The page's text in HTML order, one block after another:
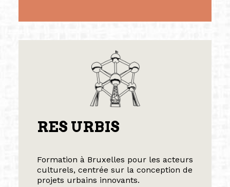
RES URBIS
Formation à Bruxelles pour les acteurs
culturels, centrée sur la conception de
projets urbains innovants.